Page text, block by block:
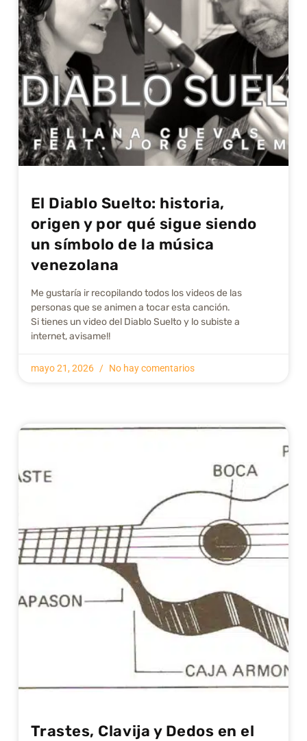
El Diablo Suelto: historia,
origen y por qué sigue siendo
un símbolo de la música
venezolana
Me gustarí­a ir recopilando todos los videos de las
personas que se animen a tocar esta canción.
Si tienes un video del Diablo Suelto y lo subiste a
internet, avisame!!
mayo 21, 2026 No hay comentarios
Trastes, Clavija y Dedos en el